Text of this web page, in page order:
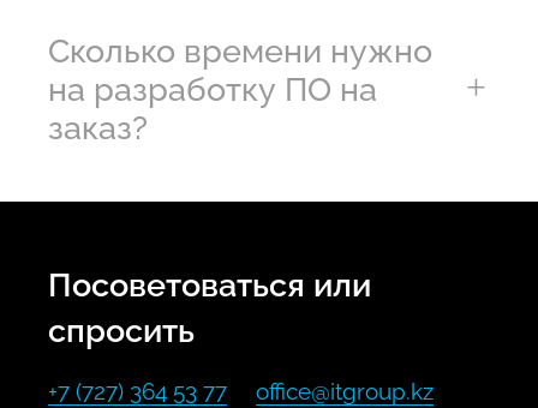
Сколько времени нужно
на разработку ПО на
заказ?
Посоветоваться или
спросить
+7 (727) 364 53 77 office@itgroup.kz